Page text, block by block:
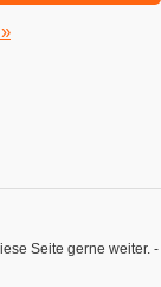
Seite gerne weiter. -